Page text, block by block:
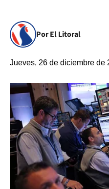
Por El Litoral
Jueves, 26 de diciembre de